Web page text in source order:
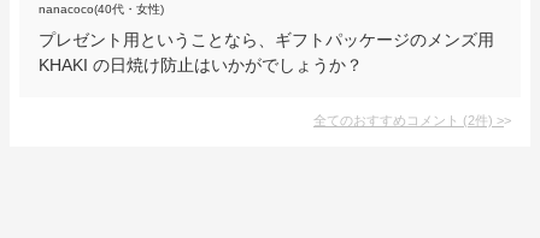
nanacoco(40代・女性)
プレゼント用ということなら、ギフトパッケージのメンズ用
KHAKI の日焼け防止はいかがでしょうか？
全てのおすすめコメント (2件) >